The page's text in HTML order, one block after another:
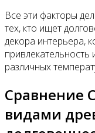
Все эти факторы
тех, кто ищет
декора интерьера,
привлекательность
различных
Сравнение
видами